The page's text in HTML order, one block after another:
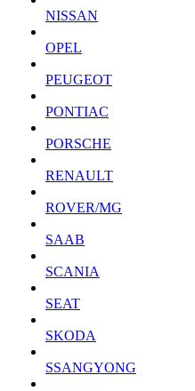
NISSAN
OPEL
PEUGEOT
PONTIAC
PORSCHE
RENAULT
ROVER/MG
SAAB
SCANIA
SEAT
SKODA
SSANGYONG